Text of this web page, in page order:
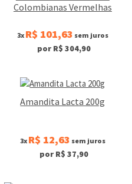
Colombianas Vermelhas
3x R$ 101,63 sem juros
por R$ 304,90
Amandita Lacta 200g
3x R$ 12,63 sem juros
por R$ 37,90